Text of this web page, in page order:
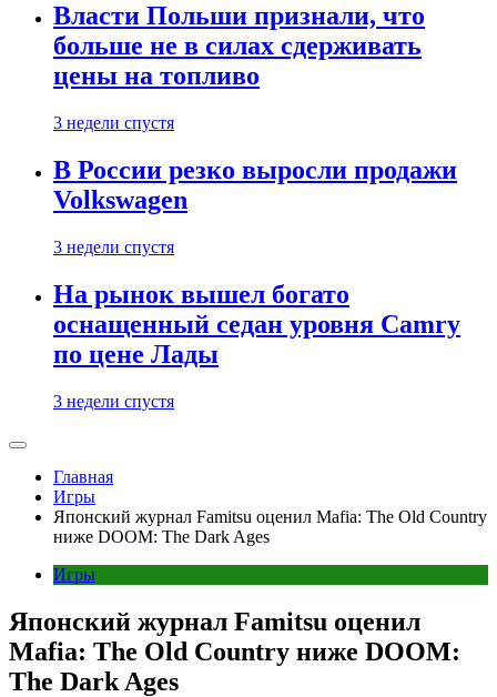
Власти Польши признали, что
больше не в силах сдерживать
цены на топливо
3 недели спустя
В России резко выросли продажи
Volkswagen
3 недели спустя
На рынок вышел богато
оснащенный седан уровня Camry
по цене Лады
3 недели спустя
Главная
Игры
Японский журнал Famitsu оценил Mafia: The Old Country
ниже DOOM: The Dark Ages
Игры
Японский журнал Famitsu оценил
Mafia: The Old Country ниже DOOM:
The Dark Ages